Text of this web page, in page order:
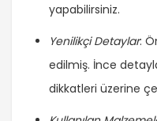
yapabilirsiniz.
Yenilikçi Detaylar:
edilmiş. İnce
dikkatleri üzerine